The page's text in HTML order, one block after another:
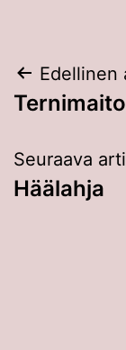
selaus
Edellinen
Seuraava
Häälahja